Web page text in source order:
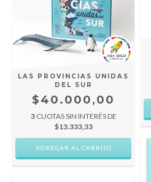
LAS PROVINCIAS UNIDAS
DEL SUR
$40.000,00
3 CUOTAS SIN INTERÉS DE
$13.333,33